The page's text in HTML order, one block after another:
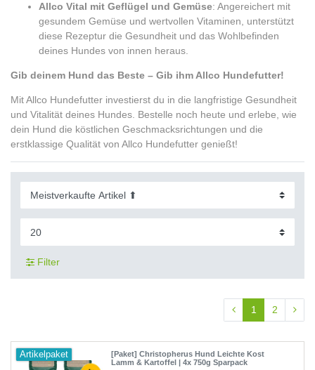
Allco Vital mit Geflügel und Gemüse: Angereichert mit
gesundem Gemüse und wertvollen Vitaminen, unterstützt
diese Rezeptur die Gesundheit und das Wohlbefinden
deines Hundes von innen heraus.
Gib deinem Hund das Beste – Gib ihm Allco Hundefutter!
Mit Allco Hundefutter investierst du in die langfristige Gesundheit
und Vitalität deines Hundes. Bestelle noch heute und erlebe, wie
dein Hund die köstlichen Geschmacksrichtungen und die
erstklassige Qualität von Allco Hundefutter genießt!
Filter
1 2
Artikelpaket
[Paket] Christopherus Hund Leichte Kost
Lamm & Kartoffel | 4x 750g Sparpack